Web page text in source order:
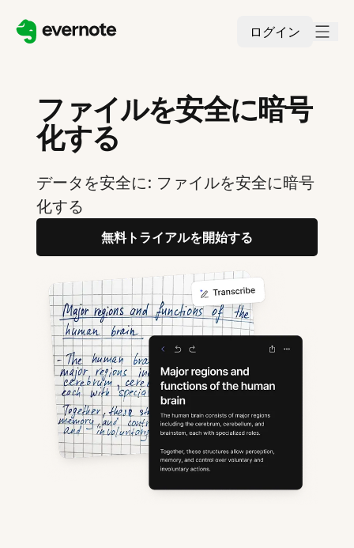
ログイン
ファイルを安全に暗号
化する
データを安全に: ファイルを安全に暗号
化する
無料トライアルを開始する